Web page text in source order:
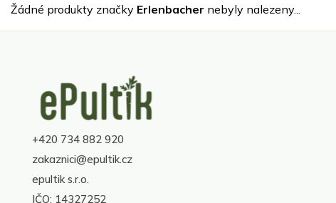
Žádné produkty značky Erlenbacher nebyly nalezeny...
+420 734 882 920
zakaznici@epultik.cz
epultik s.r.o.
IČO: 14327252